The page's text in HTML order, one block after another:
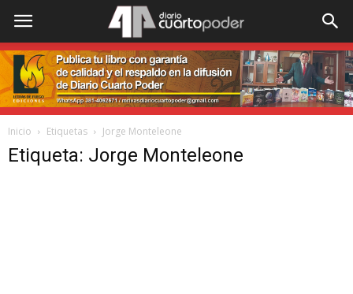
Inicio Etiquetas Jorge Monteleone
Etiqueta: Jorge Monteleone